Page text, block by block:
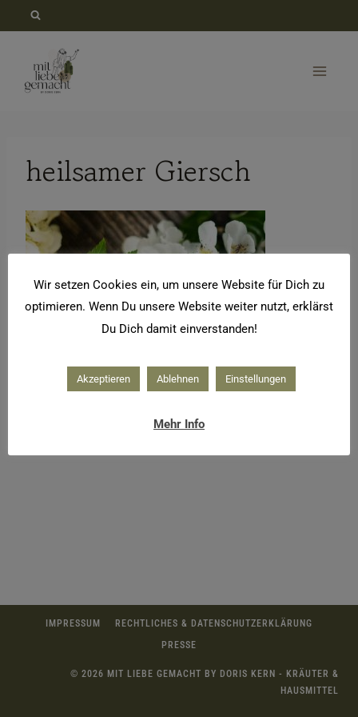
springen
heilsamer Giersch
IMPRESSUM
RECHTLICHES & DATENSCHUTZERKLÄRUNG
PRESSE
© 2026 MIT LIEBE GEMACHT BY DORIS KERN - KRÄUTER &
HAUSMITTEL
Wir setzen Cookies ein, um unsere Website für Dich zu
optimieren. Wenn Du unsere Website weiter nutzt, erklärst
Du Dich damit einverstanden!
Akzeptieren Ablehnen Einstellungen
Mehr Info